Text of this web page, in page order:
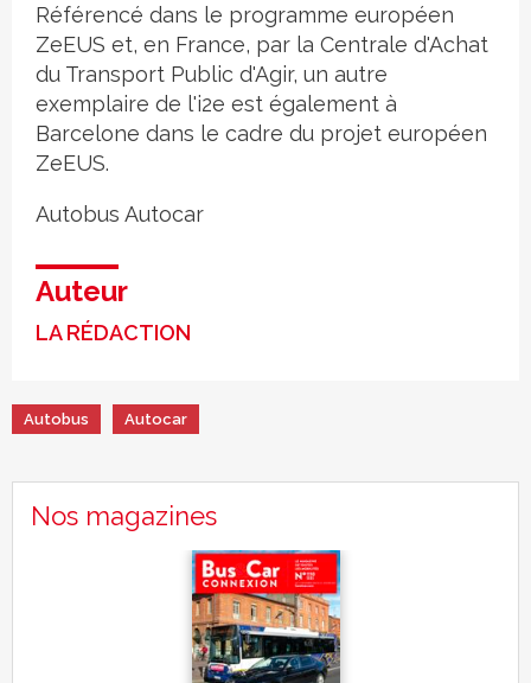
Référencé dans le programme européen
ZeEUS et, en France, par la Centrale d'Achat
du Transport Public d'Agir, un autre
exemplaire de l'i2e est également à
Barcelone dans le cadre du projet européen
ZeEUS.
Autobus Autocar
Auteur
LA RÉDACTION
Autobus Autocar
Nos magazines